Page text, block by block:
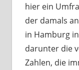
hier ein
der damals
in Hamburg
darunter die
Zahlen, die